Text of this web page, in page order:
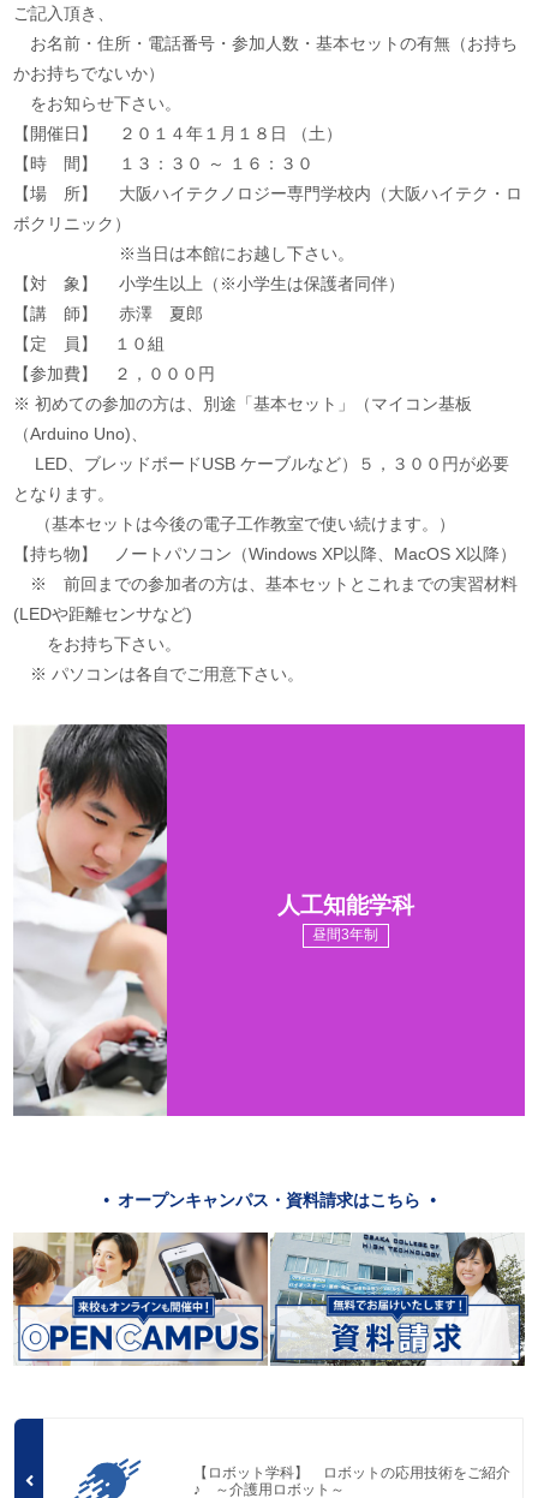
ご記入頂き、
お名前・住所・電話番号・参加人数・基本セットの有無（お持ち
かお持ちでないか）
をお知らせ下さい。
【開催日】 ２０１４年１月１８日 （土）
【時 間】 １３：３０ ～ １６：３０
【場 所】 大阪ハイテクノロジー専門学校内（大阪ハイテク・ロ
ボクリニック）
※当日は本館にお越し下さい。
【対 象】 小学生以上（※小学生は保護者同伴）
【講 師】 赤澤 夏郎
【定 員】 １０組
【参加費】 ２，０００円
※ 初めての参加の方は、別途「基本セット」（マイコン基板
（Arduino Uno)、
LED、ブレッドボードUSB ケーブルなど）５，３００円が必要
となります。
（基本セットは今後の電子工作教室で使い続けます。）
【持ち物】 ノートパソコン（Windows XP以降、MacOS X以降）
※ 前回までの参加者の方は、基本セットとこれまでの実習材料
(LEDや距離センサなど)
をお持ち下さい。
※ パソコンは各自でご用意下さい。
人工知能学科
昼間3年制
オープンキャンパス・資料請求はこちら
【ロボット学科】 ロボットの応用技術をご紹介
♪ ～介護用ロボット～